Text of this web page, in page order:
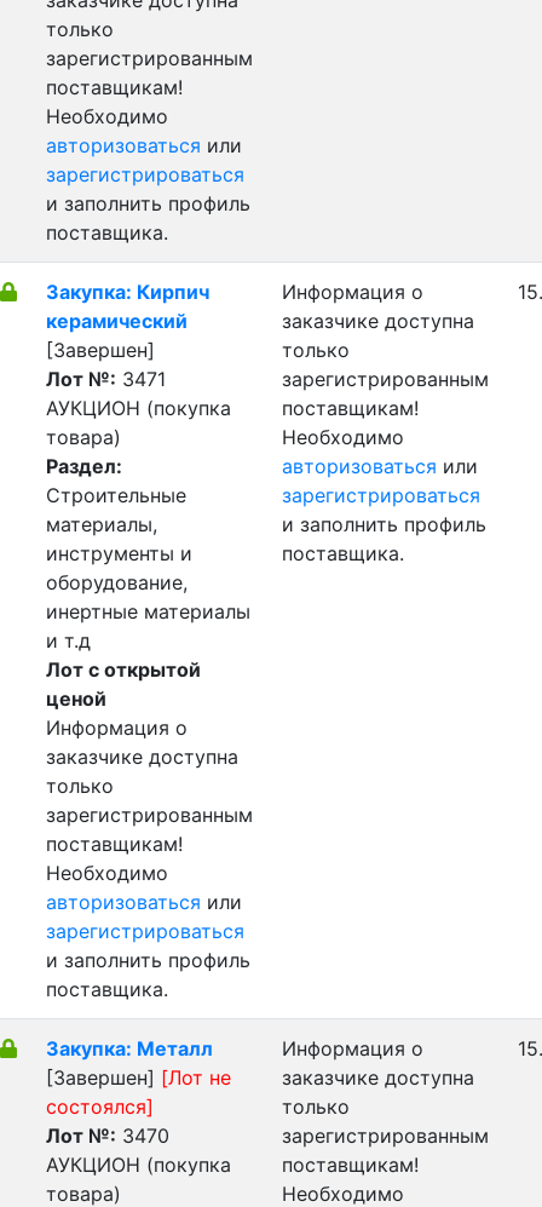
только
зарегистрированным
поставщикам!
Необходимо
авторизоваться или
зарегистрироваться
и заполнить профиль
поставщика.
Закупка: Кирпич
керамический
[Завершен]
Лот №: 3471
АУКЦИОН (покупка
товара)
Раздел:
Строительные
материалы,
инструменты и
оборудование,
инертные материалы
и т.д
Лот с открытой
ценой
Информация о
заказчике доступна
только
зарегистрированным
поставщикам!
Необходимо
авторизоваться или
зарегистрироваться
и заполнить профиль
поставщика.
Информация о
заказчике доступна
только
зарегистрированным
поставщикам!
Необходимо
авторизоваться или
зарегистрироваться
и заполнить профиль
поставщика.
Закупка: Металл
[Завершен] [Лот не
состоялся]
Лот №: 3470
АУКЦИОН (покупка
товара)
Информация о
заказчике доступна
только
зарегистрированным
поставщикам!
Необходимо